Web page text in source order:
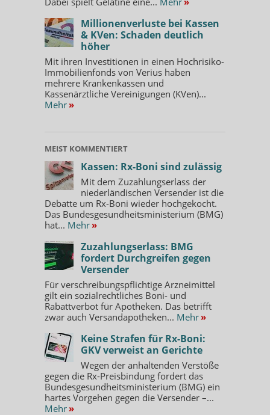
Millionenverluste bei Kassen
& KVen: Schaden deutlich
höher
Mit ihren Investitionen in einen Hochrisiko-
Immobilienfonds von Verius haben
mehrere Krankenkassen und
Kassenärztliche Vereinigungen (KVen)...
Mehr »
MEIST KOMMENTIERT
Kassen: Rx-Boni sind zulässig
Mit dem Zuzahlungserlass der
niederländischen Versender ist die
Debatte um Rx-Boni wieder hochgekocht.
Das Bundesgesundheitsministerium (BMG)
hat... Mehr »
Zuzahlungserlass: BMG
fordert Durchgreifen gegen
Versender
Für verschreibungspflichtige Arzneimittel
gilt ein sozialrechtliches Boni- und
Rabattverbot für Apotheken. Das betrifft
zwar auch Versandapotheken... Mehr »
Keine Strafen für Rx-Boni:
GKV verweist an Gerichte
Wegen der anhaltenden Verstöße
gegen die Rx-Preisbindung fordert das
Bundesgesundheitsministerium (BMG) ein
hartes Vorgehen gegen die Versender –...
Mehr »